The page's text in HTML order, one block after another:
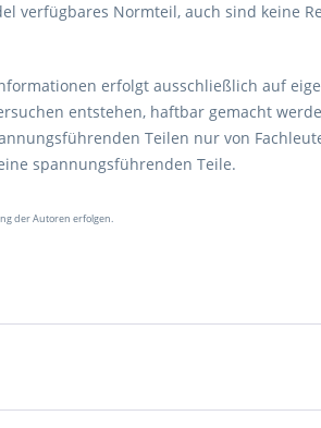
verfügbares Normteil, auch sind keine
erfolgt ausschließlich auf
entstehen, haftbar gemacht
Teilen nur von
spannungsführenden Teile.
der Autoren erfolgen.